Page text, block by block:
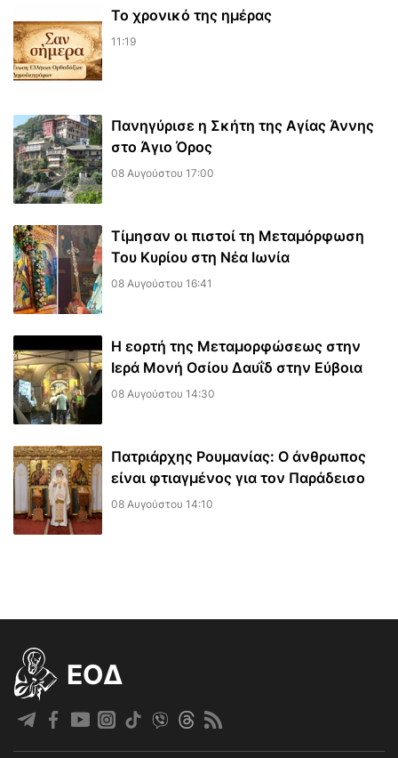
Το χρονικό της ημέρας
11:19
Πανηγύρισε η Σκήτη της Αγίας Άννης
στο Άγιο Όρος
08 Αυγούστου 17:00
Τίμησαν οι πιστοί τη Μεταμόρφωση
Του Κυρίου στη Νέα Ιωνία
08 Αυγούστου 16:41
Η εορτή της Μεταμορφώσεως στην
Ιερά Μονή Οσίου Δαυΐδ στην Εύβοια
08 Αυγούστου 14:30
Πατριάρχης Ρουμανίας: Ο άνθρωπος
είναι φτιαγμένος για τον Παράδεισο
08 Αυγούστου 14:10
EOΔ